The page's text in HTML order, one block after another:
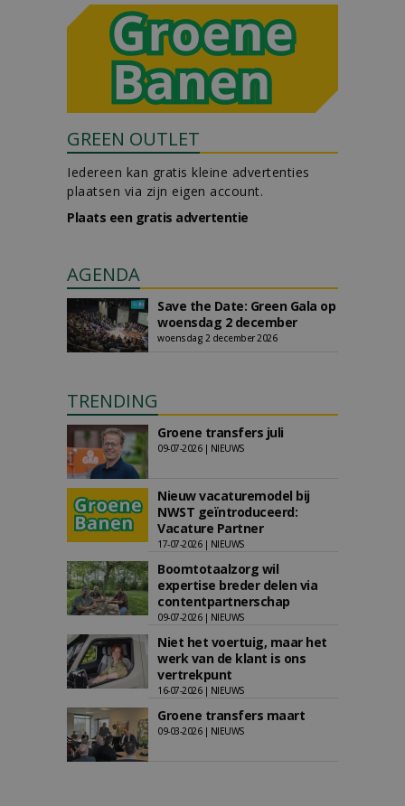
GREEN OUTLET
Iedereen kan gratis kleine advertenties
plaatsen via zijn eigen account.
Plaats een gratis advertentie
AGENDA
Save the Date: Green Gala op
woensdag 2 december
woensdag 2 december 2026
TRENDING
Groene transfers juli
09-07-2026 | NIEUWS
Nieuw vacaturemodel bij
NWST geïntroduceerd:
Vacature Partner
17-07-2026 | NIEUWS
Boomtotaalzorg wil
expertise breder delen via
contentpartnerschap
09-07-2026 | NIEUWS
Niet het voertuig, maar het
werk van de klant is ons
vertrekpunt
16-07-2026 | NIEUWS
Groene transfers maart
09-03-2026 | NIEUWS